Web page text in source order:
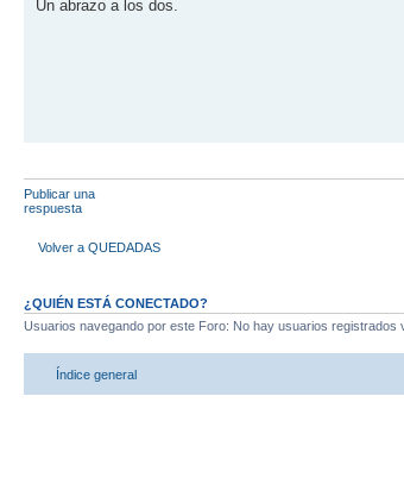
Un abrazo a los dos.
Publicar una
respuesta
Volver a QUEDADAS
¿QUIÉN ESTÁ CONECTADO?
Usuarios navegando por este Foro: No hay usuarios registrados
Índice general